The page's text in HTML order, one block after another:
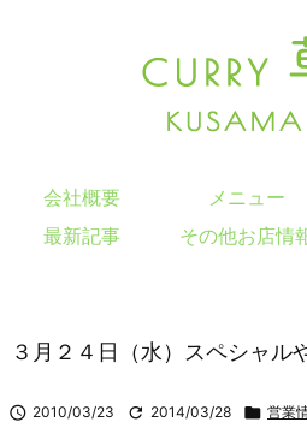
会社概要 メニュー
最新記事
その他お店情
３月２４日（水）スペシャル
 2010/03/23  2014/03/28  営業